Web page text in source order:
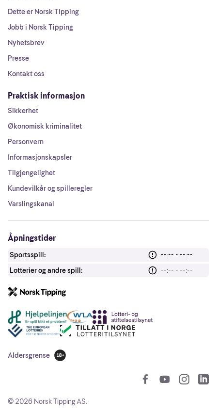
Dette er Norsk Tipping
Jobb i Norsk Tipping
Nyhetsbrev
Presse
Kontakt oss
Praktisk informasjon
Sikkerhet
Økonomisk kriminalitet
Personvern
Informasjonskapsler
Tilgjengelighet
Kundevilkår og spilleregler
Varslingskanal
Åpningstider
Sportsspill:
--:-- - --:--
Lotterier og andre spill:
--:-- - --:--
Andre lenker
Aldersgrense
18 år
© 2026 Norsk Tipping AS.